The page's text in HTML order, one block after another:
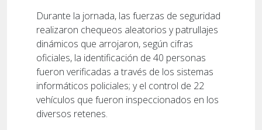
Durante la jornada, las fuerzas de seguridad
realizaron chequeos aleatorios y patrullajes
dinámicos que arrojaron, según cifras
oficiales, la identificación de 40 personas
fueron verificadas a través de los sistemas
informáticos policiales; y el control de 22
vehículos que fueron inspeccionados en los
diversos retenes.